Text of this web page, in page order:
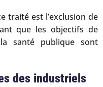
traité est l’exclusion de
que les objectifs de
santé publique sont
des industriels